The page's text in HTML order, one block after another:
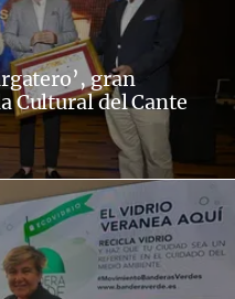
gran
Cultural del Cante